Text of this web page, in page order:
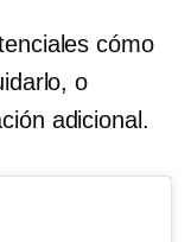
cómo
o
adicional.